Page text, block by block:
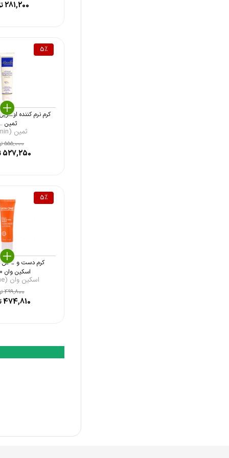
281,200
5%
ثمین
ثمین (Samin)
555,000
527,250
5%
کرم دست و ناخن
اسکین وان 50 م ...
اسکین وان (Skin One)
499,800
474,810